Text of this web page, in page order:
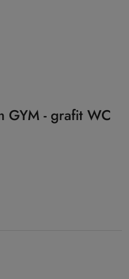
GYM - grafit WC